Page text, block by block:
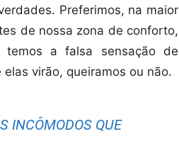
Preferimos, na maior
de nossa zona de conforto,
a falsa sensação de
virão, queiramos ou não.
INCÔMODOS QUE